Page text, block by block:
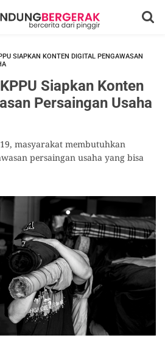
SIAPKAN KONTEN DIGITAL PENGAWASAN
Siapkan Konten
Persaingan Usaha
masyarakat membutuhkan
persaingan usaha yang bisa